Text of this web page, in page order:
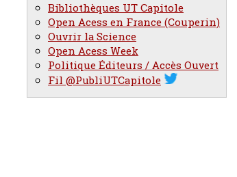
Bibliothèques UT Capitole
Open Acess en France (Couperin)
Ouvrir la Science
Open Acess Week
Politique Éditeurs / Accès Ouvert
Fil @PubliUTCapitole